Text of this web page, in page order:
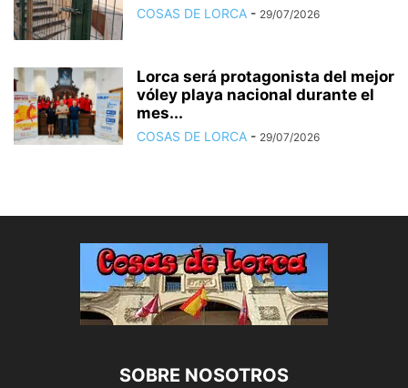
COSAS DE LORCA - 29/07/2026
Lorca será protagonista del mejor
vóley playa nacional durante el
mes...
COSAS DE LORCA - 29/07/2026
SOBRE NOSOTROS